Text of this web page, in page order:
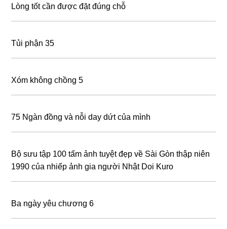
Lòng tốt cần được đặt đúng chỗ
Tủi phận 35
Xóm không chồng 5
75 Ngàn đồng và nỗi day dứt của mình
Bộ sưu tập 100 tấm ảnh tuyệt đẹp về Sài Gòn thập niên
1990 của nhiếp ảnh gia người Nhật Doi Kuro
Ba ngày yêu chương 6